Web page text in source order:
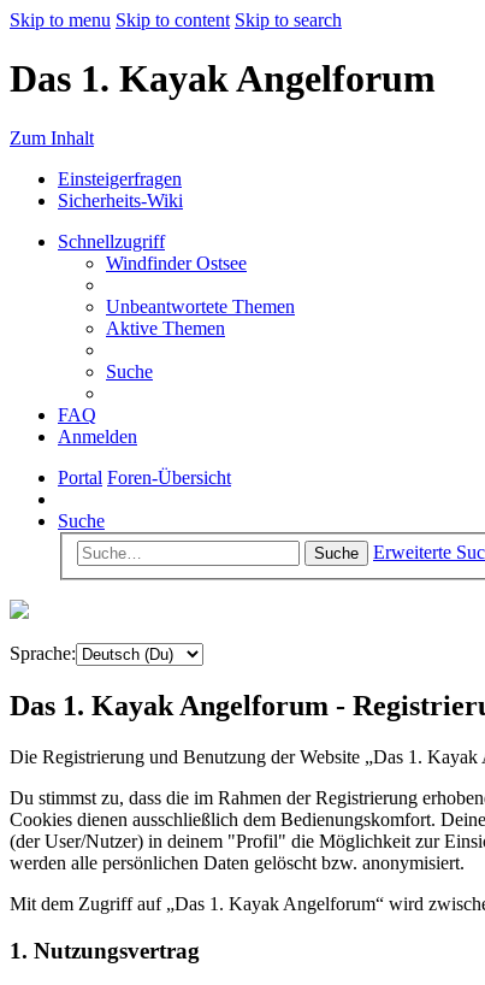
Skip to menu Skip to content Skip to search
Das 1. Kayak Angelforum
Zum Inhalt
Einsteigerfragen
Sicherheits-Wiki
Schnellzugriff
Windfinder Ostsee
Unbeantwortete Themen
Aktive Themen
Suche
FAQ
Anmelden
Portal Foren-Übersicht
Suche
Suche Erweiterte
Sprache:
Das 1. Kayak Angelforum -
Die Registrierung und Benutzung der Website „Das 1.
Du stimmst zu, dass die im Rahmen der Registrierung
Cookies dienen ausschließlich dem Bedienungskomfort.
(der User/Nutzer) in deinem "Profil" die Möglichkeit zur
werden alle persönlichen Daten gelöscht bzw. anonymisiert.
Mit dem Zugriff auf „Das 1. Kayak Angelforum“ wird
1. Nutzungsvertrag